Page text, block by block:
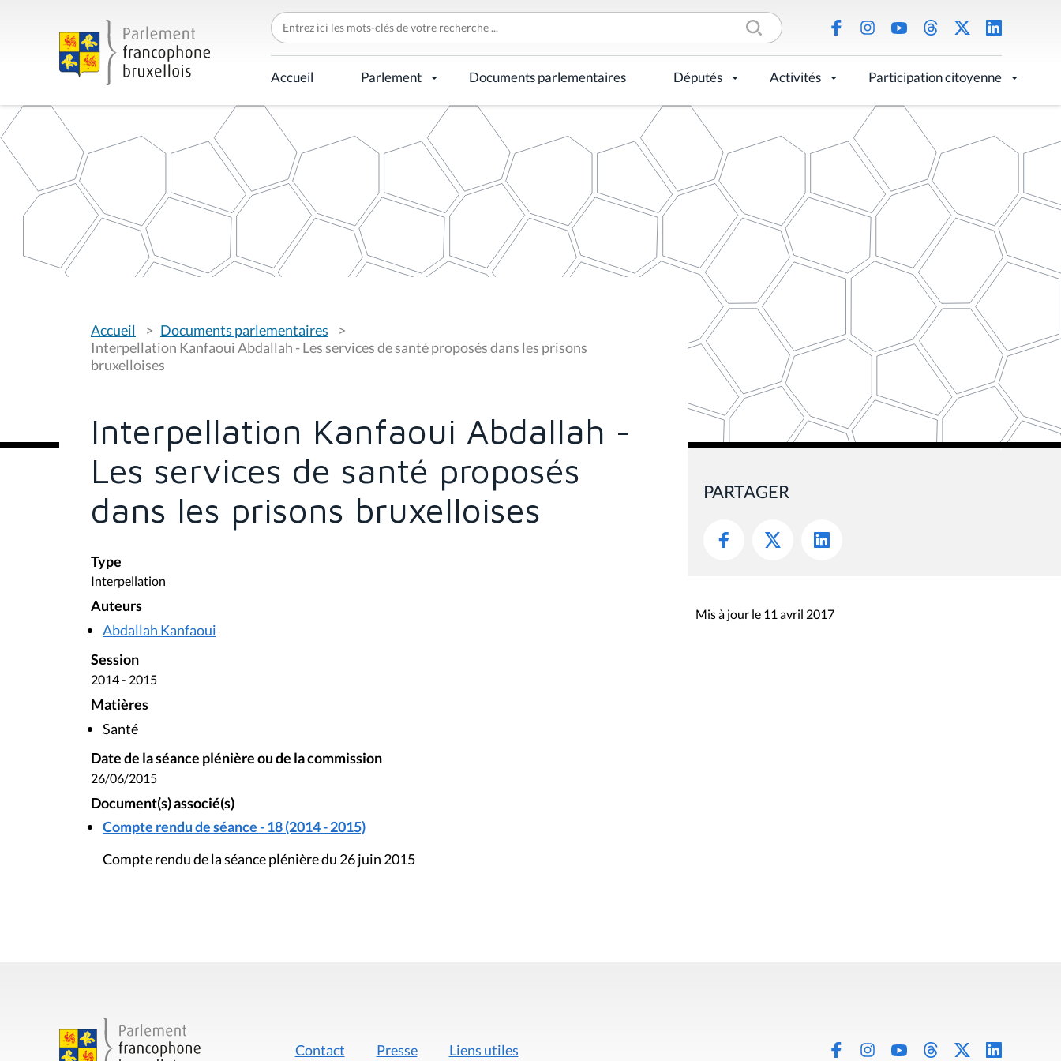
C
h
e
r
c
h
r
p
Accueil Parlement Documents parlementaires Députés Activités Participation citoyenne
o
u
s
ê
Accueil
Documents parlementaires
Interpellation Kanfaoui Abdallah - Les services de santé proposés dans les prisons
bruxelloises
Interpellation Kanfaoui Abdallah -
Les services de santé proposés
dans les prisons bruxelloises
Type
Interpellation
Auteurs
Abdallah Kanfaoui
Session
2014 - 2015
Matières
Santé
Date de la séance plénière ou de la commission
26/06/2015
Document(s) associé(s)
Compte rendu de séance - 18 (2014 - 2015)
Compte rendu de la séance plénière du 26 juin 2015
PARTAGER
Mis à jour le 11 avril 2017
Contact Presse Liens utiles